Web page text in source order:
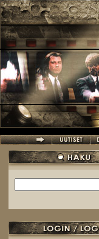
Hyppää pääsisältöön
Hakulomake